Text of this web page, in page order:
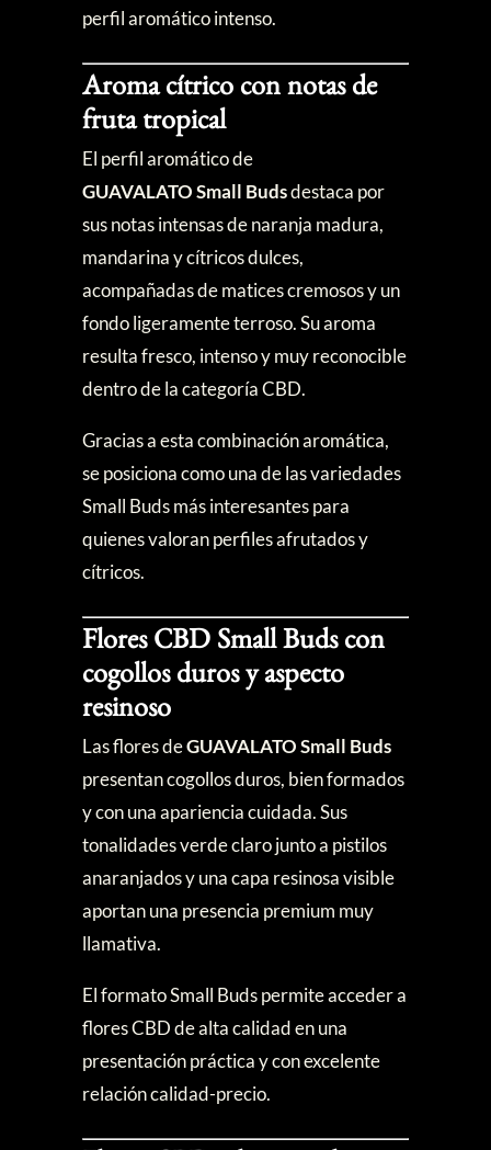
perfil aromático intenso.
Aroma cítrico con notas de
fruta tropical
El perfil aromático de
GUAVALATOSmall Budsdestaca por
sus notas intensas de naranja madura,
mandarina y cítricos dulces,
acompañadas de matices cremosos y un
fondo ligeramente terroso. Su aroma
resulta fresco, intenso y muy reconocible
dentro de la categoría CBD.
Gracias a esta combinación aromática,
se posiciona como una de las variedades
Small Buds más interesantes para
quienes valoran perfiles afrutados y
cítricos.
Flores CBD Small Buds con
cogollos duros y aspecto
resinoso
Las flores deGUAVALATOSmall Buds
presentan cogollos duros, bien formados
y con una apariencia cuidada. Sus
tonalidades verde claro junto a pistilos
anaranjados y una capa resinosa visible
aportan una presencia premium muy
llamativa.
El formato Small Buds permite acceder a
flores CBD de alta calidad en una
presentación práctica y con excelente
relación calidad-precio.